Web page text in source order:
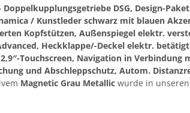
Doppelkupplungsgetriebe DSG, Design-
/ Kunstleder schwarz mit blauen
Kopfstützen, Außenspiegel elektr.
Heckklappe/-Deckel elektr.
Touchscreen, Navigation in Verbindung
und Abschleppschutz, Autom.
Magnetic Grau Metallic wurde in